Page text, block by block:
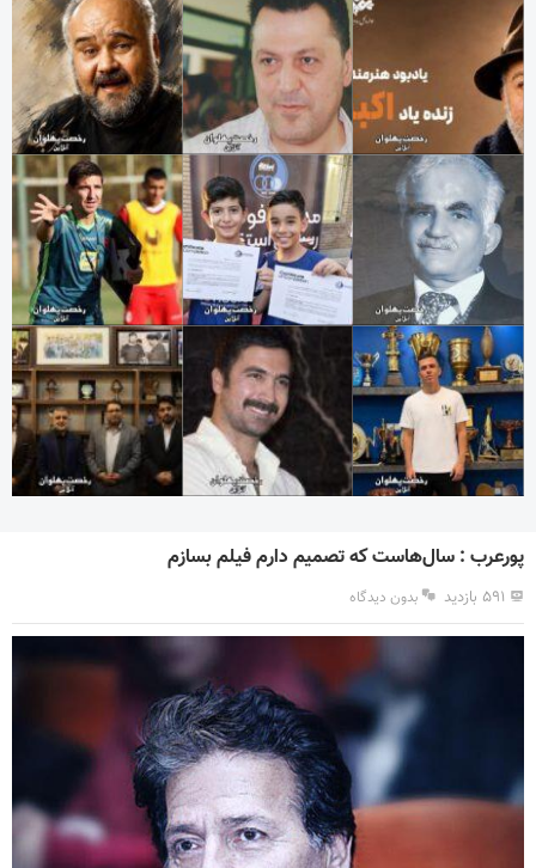
پورعرب : سال‌هاست که تصمیم دارم فیلم بسازم
۵۹۱ بازدید بدون دیدگاه